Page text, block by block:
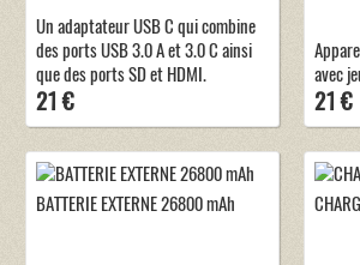
Un adaptateur USB C qui combine
des ports USB 3.0 A et 3.0 C ainsi
que des ports SD et HDMI.
21 €
avec
21 €
BATTERIE EXTERNE 26800 mAh